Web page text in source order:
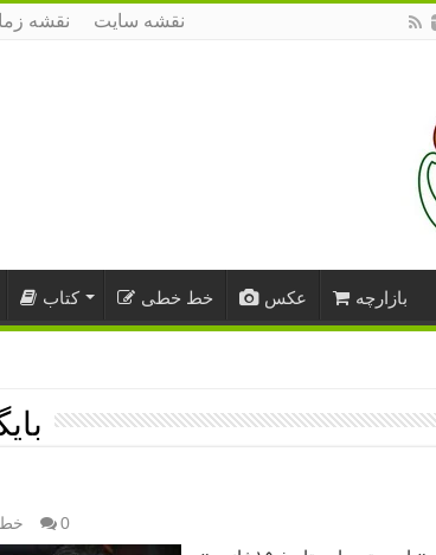
نقشه نقشه سایت
کتاب خط خطی عکس بازارچه
0